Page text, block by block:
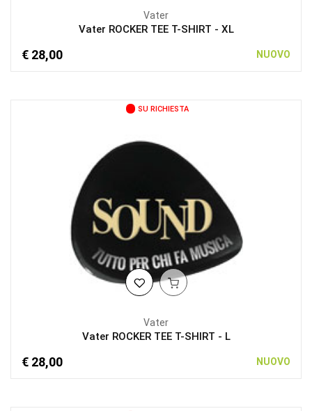
Vater
Vater ROCKER TEE T-SHIRT - XL
€ 28,00 NUOVO
SU RICHIESTA
Vater
Vater ROCKER TEE T-SHIRT - L
€ 28,00 NUOVO